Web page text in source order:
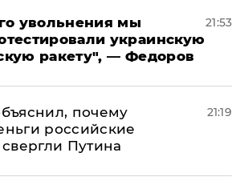
увольнения мы
украинскую
ракету", — Федоров
21:53
почему
российские
Путина
21:19